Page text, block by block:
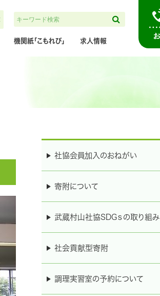
機関紙「こもれび」 求人情報
検索
社協会員加入のおねがい
寄附について
武蔵村山社協SDGｓの取り組み
社会貢献型寄附
調理実習室の予約について